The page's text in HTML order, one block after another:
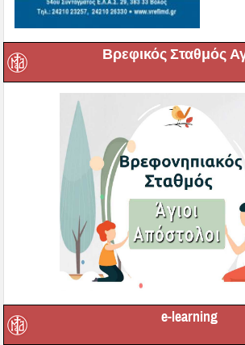
Βρεφικός Σταθμός
e-learning